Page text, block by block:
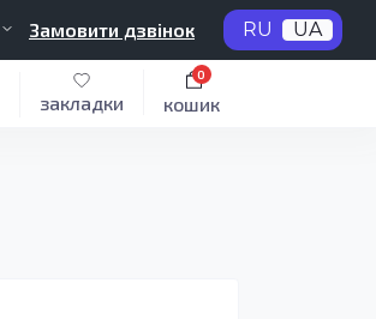
Замовити дзвінок RU UA
закладки кошик
0